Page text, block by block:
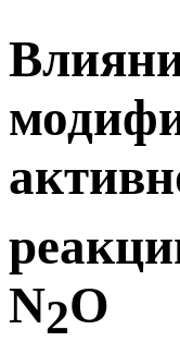
N2O